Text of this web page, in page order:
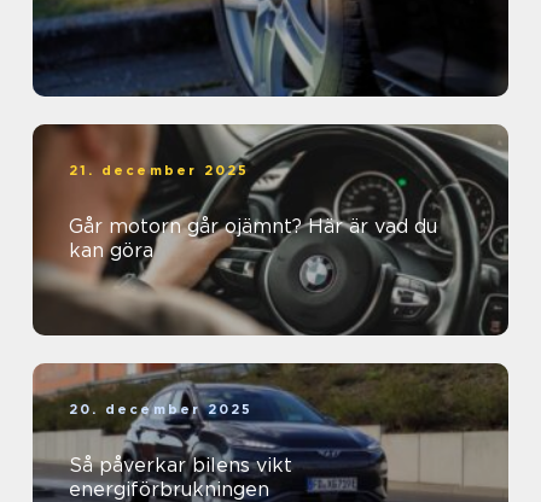
21. december 2025
Går motorn går ojämnt? Här är vad du
kan göra
20. december 2025
Så påverkar bilens vikt
energiförbrukningen